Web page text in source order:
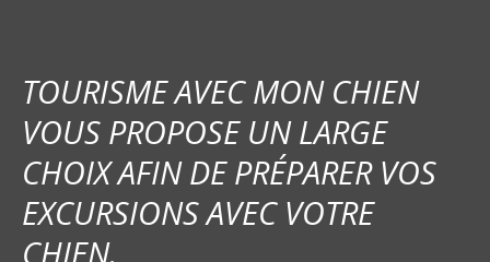
TOURISME AVEC MON CHIEN
VOUS PROPOSE UN LARGE
CHOIX AFIN DE PRÉPARER VOS
EXCURSIONS AVEC VOTRE
CHIEN.